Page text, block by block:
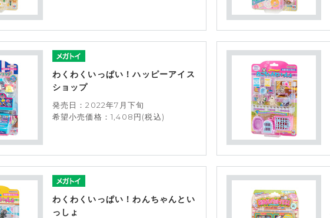
わくわくいっぱい！ハッピーアイス
ショップ
発売日：2022年7月下旬
希望小売価格：1,408円(税込)
わくわくいっぱい！わんちゃんとい
っしょ